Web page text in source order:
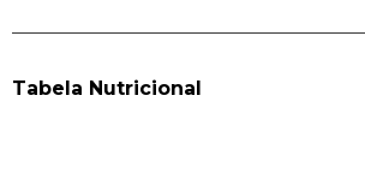
Tabela Nutricional